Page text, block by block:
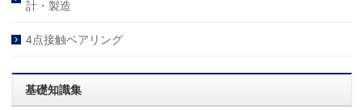
計・製造
4点接触ベアリング
基礎知識集